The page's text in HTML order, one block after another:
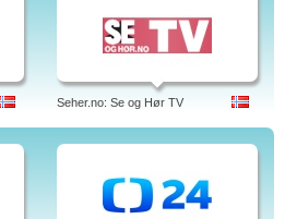
Seher.no: Se og Hør TV